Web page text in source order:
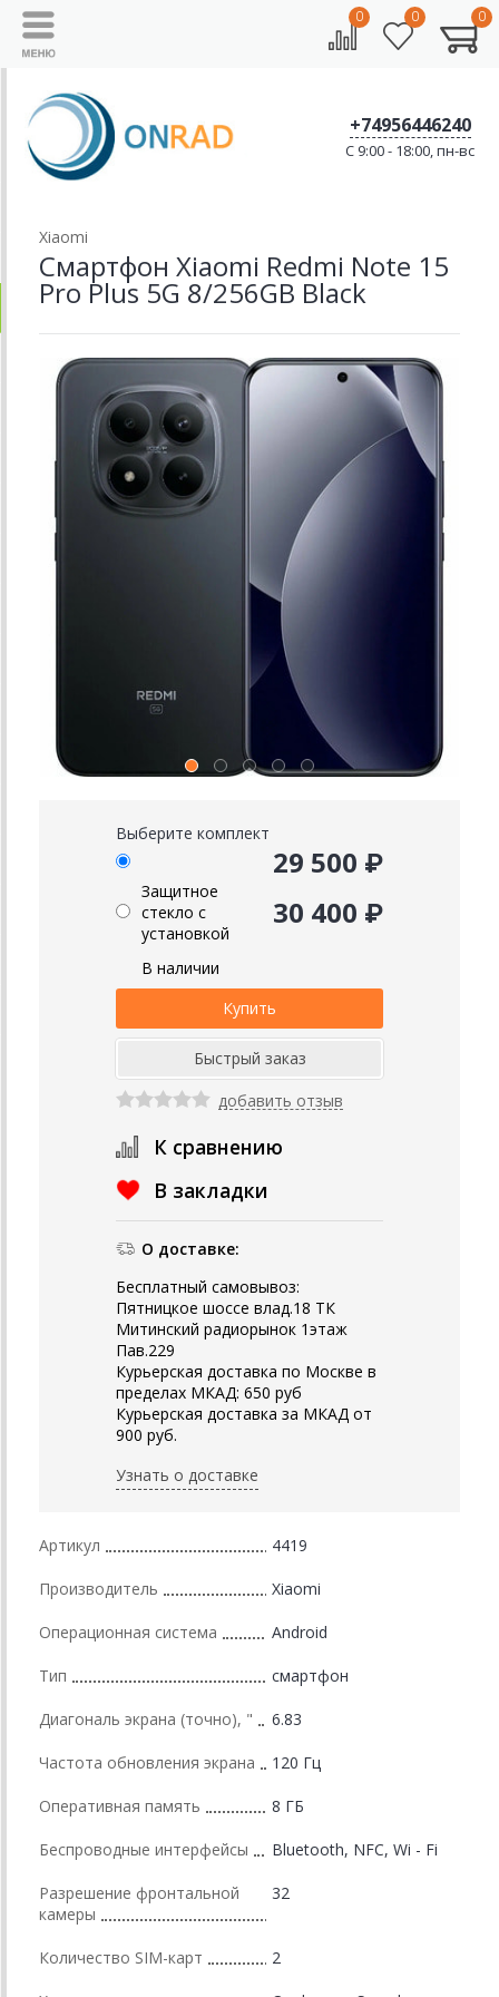
0 0 0
+74956446240
C 9:00 - 18:00, пн-вс
Xiaomi
Смартфон Xiaomi Redmi Note 15
Pro Plus 5G 8/256GB Black
Выберите комплект
29 500 ₽
Защитное
стекло с
установкой
30 400 ₽
В наличии
добавить отзыв
К сравнению
В закладки
О доставке:
Бесплатный самовывоз:
Пятницкое шоссе влад.18 ТК
Митинский радиорынок 1этаж
Пав.229
Курьерская доставка по Москве в
пределах МКАД: 650 руб
Курьерская доставка за МКАД от
900 руб.
Узнать о доставке
Артикул 4419
Производитель Xiaomi
Операционная система Android
Тип смартфон
Диагональ экрана (точно), " 6.83
Частота обновления экрана 120 Гц
Оперативная память 8 ГБ
Беспроводные интерфейсы Bluetooth, NFC, Wi - Fi
Разрешение фронтальной
камеры
32
Количество SIM-карт 2